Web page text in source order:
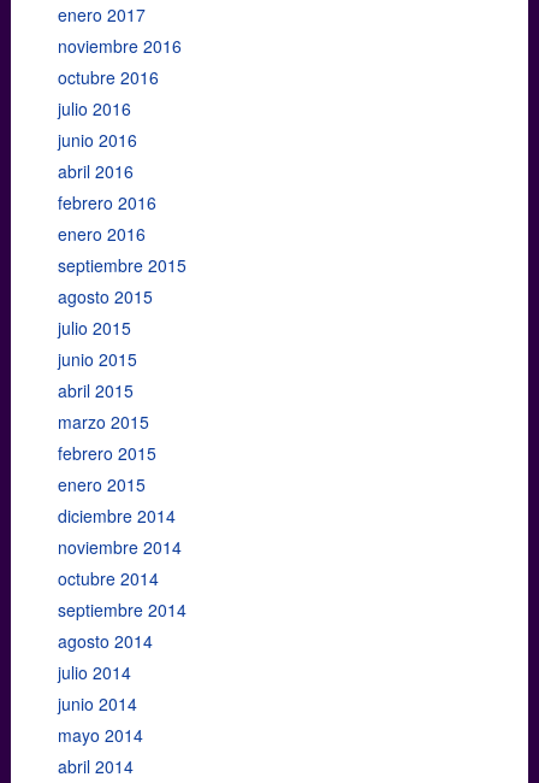
enero 2017
noviembre 2016
octubre 2016
julio 2016
junio 2016
abril 2016
febrero 2016
enero 2016
septiembre 2015
agosto 2015
julio 2015
junio 2015
abril 2015
marzo 2015
febrero 2015
enero 2015
diciembre 2014
noviembre 2014
octubre 2014
septiembre 2014
agosto 2014
julio 2014
junio 2014
mayo 2014
abril 2014